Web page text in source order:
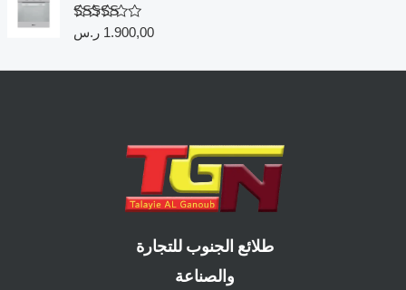
Rated 5.00
out of 5
1.900,00 ر.س
طلائع الجنوب للتجارة
والصناعة